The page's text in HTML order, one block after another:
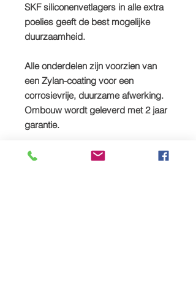
SKF siliconenvetlagers in alle extra
poelies geeft de best mogelijke
duurzaamheid.
Alle onderdelen zijn voorzien van
een Zylan-coating voor een
corrosievrije, duurzame afwerking.
Ombouw wordt geleverd met 2 jaar
garantie.
PRESTATIE